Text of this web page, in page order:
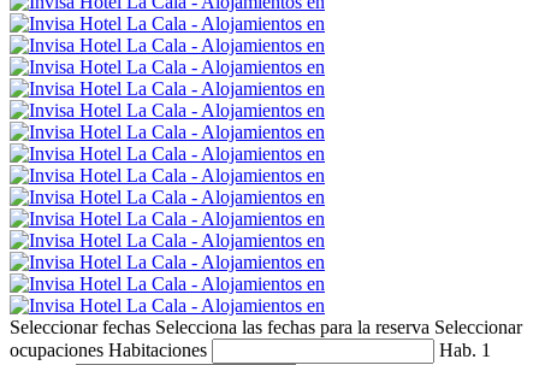
Seleccionar fechas Selecciona las fechas para la reserva Seleccionar
ocupaciones Habitaciones
Hab. 1